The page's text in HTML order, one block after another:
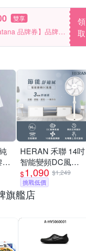
雙享
品牌券】品牌週
領
取
設
HERAN 禾聯 14吋
智能變頻DC風扇
HDF-14WT760
[限時優惠]
$1,090 $1,249
挑戰低價
旗艦店